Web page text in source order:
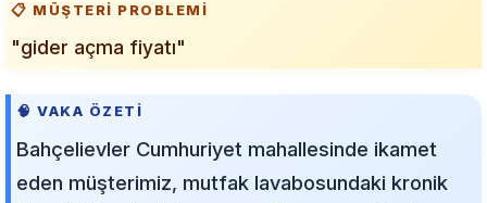
📋 MÜŞTERI PROBLEMI
"gider açma fiyatı"
🧠 VAKA ÖZETI
Bahçelievler Cumhuriyet mahallesinde ikamet
eden müşterimiz, mutfak lavabosundaki kronik